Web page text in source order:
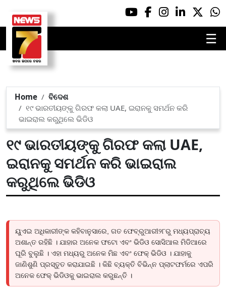
☰
Home
ବିଦେଶ
୧୯ ଭାରତୀୟଙ୍କୁ ଗିରଫ କଲା UAE, ଇରାନକୁ ସମର୍ଥନ କରି
ଭାଇରାଲ କରୁଥିଲେ ଭିଡିଓ
୧୯ ଭାରତୀୟଙ୍କୁ ଗିରଫ କଲା UAE,
ଇରାନକୁ ସମର୍ଥନ କରି ଭାଇରାଲ
କରୁଥିଲେ ଭିଡିଓ
ୟୁଏଇ ଅଧିକାରୀଙ୍କ କହିବାନୁସାରେ, ଗତ ଫେବ୍ରୁଆରୀ୨୮ରୁ ମଧ୍ୟପ୍ରାଚ୍ୟ
ଅଶାନ୍ତ ରହିଛି । ଯାହାର ଅନେକ ଫଟୋ ଏବଂ ଭିଡିଓ ସୋସିଆଲ ମିଡିଆରେ
ଘୂରି ବୁଲୁଛି । ଏହା ମଧ୍ୟରୁ ଅନେକ ମିଛ ଏବଂ ଫେକ୍ ଭିଡିଓ । ଯାହାକୁ
ଜାଣିଶୁଣି ପ୍ରସ୍ତୁତ କରାଯାଇଛି । କିଛି ବ୍ୟକ୍ତି ବିଭିନ୍ନ ପ୍ଲାଟଫର୍ମରେ ଏପରି
ଅନେକ ଫେକ୍ ଭିଡିଓକୁ ଭାଇରାଲ କରୁଛନ୍ତି ।